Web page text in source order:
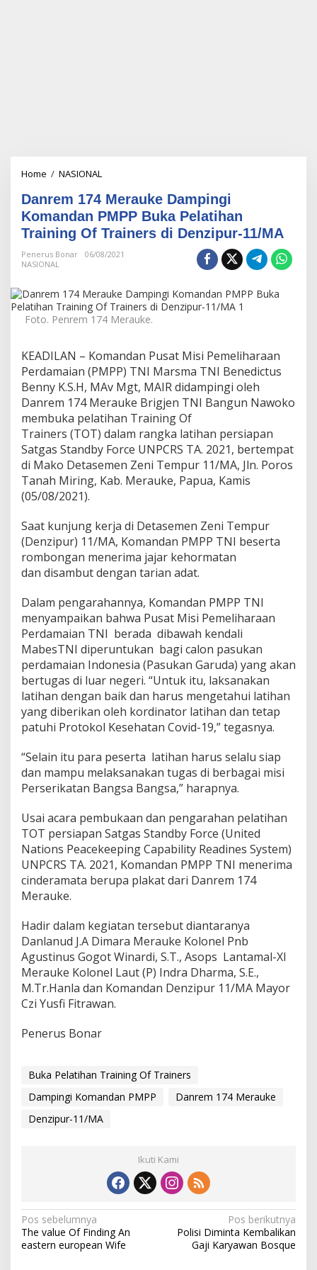
Home / NASIONAL
r
m
1
e
r
a
k
e
D
a
m
p
n
g
i
K
n
d
a
n
P
P
B
u
k
a
P
e
l
a
t
h
a
n
r
a
n
i
n
g
T
r
a
i
n
e
r
n
z
i
p
M
Danrem 174 Merauke Dampingi
Komandan PMPP Buka Pelatihan
Training Of Trainers di Denzipur-11/MA
Penerus Bonar
06/08/2021
NASIONAL
Foto. Penrem 174 Merauke.
KEADILAN – Komandan Pusat Misi Pemeliharaan
Perdamaian (PMPP) TNI Marsma TNI Benedictus
Benny K.S.H, MAv Mgt, MAIR didampingi oleh
Danrem 174 Merauke Brigjen TNI Bangun Nawoko
membuka pelatihan Training Of
Trainers (TOT) dalam rangka latihan persiapan
Satgas Standby Force UNPCRS TA. 2021, bertempat
di Mako Detasemen Zeni Tempur 11/MA, Jln. Poros
Tanah Miring, Kab. Merauke, Papua, Kamis
(05/08/2021).
Saat kunjung kerja di Detasemen Zeni Tempur
(Denzipur) 11/MA, Komandan PMPP TNI beserta
rombongan menerima jajar kehormatan
dan disambut dengan tarian adat.
Dalam pengarahannya, Komandan PMPP TNI
menyampaikan bahwa Pusat Misi Pemeliharaan
Perdamaian TNI berada dibawah kendali
MabesTNI diperuntukan bagi calon pasukan
perdamaian Indonesia (Pasukan Garuda) yang akan
bertugas di luar negeri. “Untuk itu, laksanakan
latihan dengan baik dan harus mengetahui latihan
yang diberikan oleh kordinator latihan dan tetap
patuhi Protokol Kesehatan Covid-19,” tegasnya.
“Selain itu para peserta latihan harus selalu siap
dan mampu melaksanakan tugas di berbagai misi
Perserikatan Bangsa Bangsa,” harapnya.
Usai acara pembukaan dan pengarahan pelatihan
TOT persiapan Satgas Standby Force (United
Nations Peacekeeping Capability Readines System)
UNPCRS TA. 2021, Komandan PMPP TNI menerima
cinderamata berupa plakat dari Danrem 174
Merauke.
Hadir dalam kegiatan tersebut diantaranya
Danlanud J.A Dimara Merauke Kolonel Pnb
Agustinus Gogot Winardi, S.T., Asops Lantamal-XI
Merauke Kolonel Laut (P) Indra Dharma, S.E.,
M.Tr.Hanla dan Komandan Denzipur 11/MA Mayor
Czi Yusfi Fitrawan.
Penerus Bonar
Buka Pelatihan Training Of Trainers
Dampingi Komandan PMPP
Danrem 174 Merauke
Denzipur-11/MA
Ikuti Kami
N
a
Pos sebelumnya
The value Of Finding An
eastern european Wife
Pos berikutnya
Polisi Diminta Kembalikan
Gaji Karyawan Bosque